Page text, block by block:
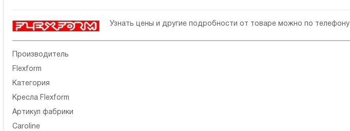
Узнать цены и другие подробности от товаре можно по телефону
Производитель
Flexform
Категория
Кресла Flexform
Артикул фабрики
Caroline